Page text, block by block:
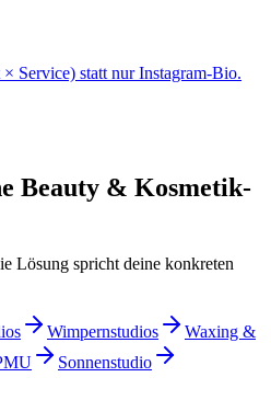
Service) statt nur Instagram-Bio.
Beauty & Kosmetik-
Lösung spricht deine konkreten
Wimpernstudios
Waxing &
Sonnenstudio